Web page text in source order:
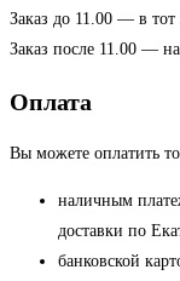
Заказ до 11.00 — в тот
Заказ после 11.00 —
Оплата
Вы можете оплатить
наличным
доставки по
банковской